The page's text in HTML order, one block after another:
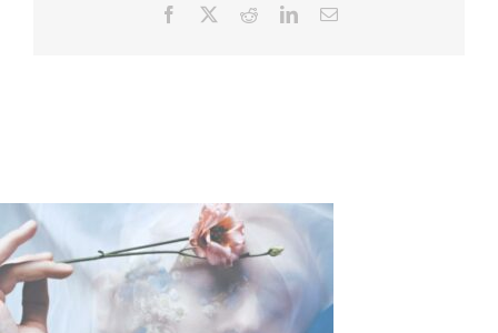
Facebook RedditLinkedInEmail